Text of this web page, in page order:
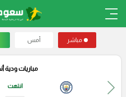
مباشر أمس
مباريات ودية
انتهت